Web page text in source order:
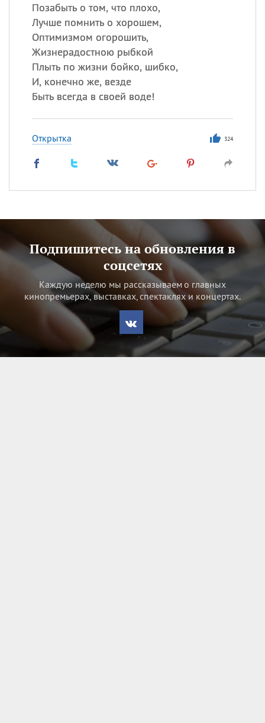
Позабыть о том, что плохо,
Лучше помнить о хорошем,
Оптимизмом огорошить,
Жизнерадостною рыбкой
Плыть по жизни бойко, шибко,
И, конечно же, везде
Быть всегда в своей воде!
Открытка 324
Подпишитесь на обновления в
соцсетях
Каждую неделю мы рассказываем о главных
кинопремьерах, выставках, спектаклях и концертах.